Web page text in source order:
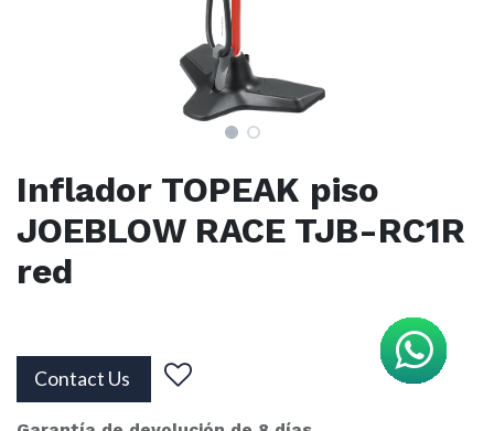
Inflador TOPEAK piso
JOEBLOW RACE TJB-RC1R
red
Contact Us